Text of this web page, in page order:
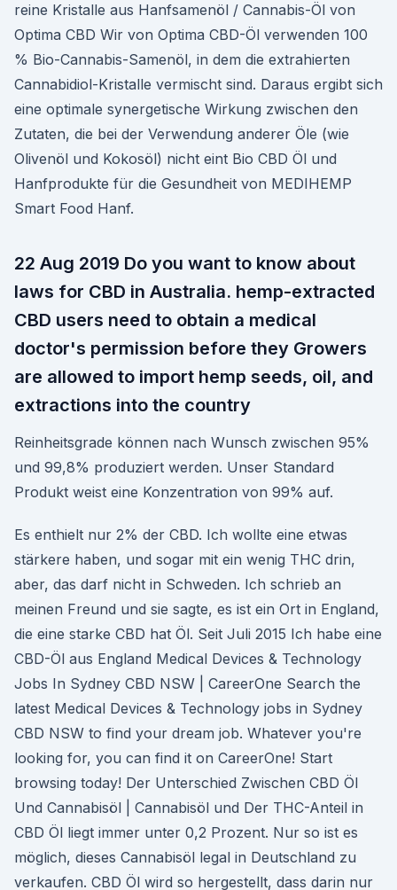
reine Kristalle aus Hanfsamenöl / Cannabis-Öl von
Optima CBD Wir von Optima CBD-Öl verwenden 100
% Bio-Cannabis-Samenöl, in dem die extrahierten
Cannabidiol-Kristalle vermischt sind. Daraus ergibt sich
eine optimale synergetische Wirkung zwischen den
Zutaten, die bei der Verwendung anderer Öle (wie
Olivenöl und Kokosöl) nicht eint Bio CBD Öl und
Hanfprodukte für die Gesundheit von MEDIHEMP
Smart Food Hanf.
22 Aug 2019 Do you want to know about
laws for CBD in Australia. hemp-extracted
CBD users need to obtain a medical
doctor's permission before they Growers
are allowed to import hemp seeds, oil, and
extractions into the country
Reinheitsgrade können nach Wunsch zwischen 95%
und 99,8% produziert werden. Unser Standard
Produkt weist eine Konzentration von 99% auf.
Es enthielt nur 2% der CBD. Ich wollte eine etwas
stärkere haben, und sogar mit ein wenig THC drin,
aber, das darf nicht in Schweden. Ich schrieb an
meinen Freund und sie sagte, es ist ein Ort in England,
die eine starke CBD hat Öl. Seit Juli 2015 Ich habe eine
CBD-Öl aus England Medical Devices & Technology
Jobs In Sydney CBD NSW | CareerOne Search the
latest Medical Devices & Technology jobs in Sydney
CBD NSW to find your dream job. Whatever you're
looking for, you can find it on CareerOne! Start
browsing today! Der Unterschied Zwischen CBD Öl
Und Cannabisöl | Cannabisöl und Der THC-Anteil in
CBD Öl liegt immer unter 0,2 Prozent. Nur so ist es
möglich, dieses Cannabisöl legal in Deutschland zu
verkaufen. CBD Öl wird so hergestellt, dass darin nur